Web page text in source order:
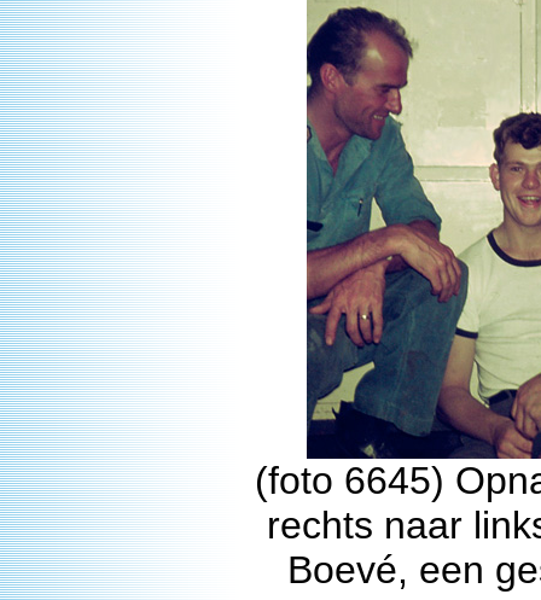
(foto 6645)
rechts naar
Boevé, een